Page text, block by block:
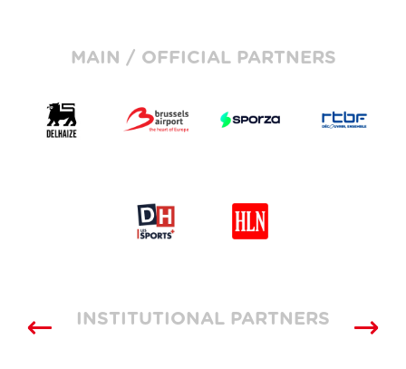
MAIN / OFFICIAL PARTNERS
INSTITUTIONAL PARTNERS